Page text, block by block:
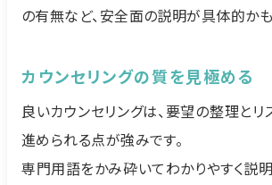
の有無など、安全面の説明が具体的かも
カウンセリングの質を見極める
良いカウンセリングは、要望の整理と
進められる点が強みです。
専門用語をかみ砕いてわかりやすく説